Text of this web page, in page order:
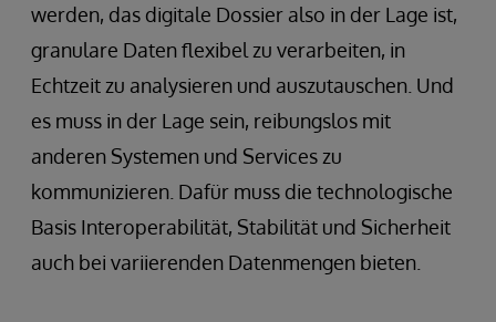
werden, das digitale Dossier also in der Lage ist,
granulare Daten flexibel zu verarbeiten, in
Echtzeit zu analysieren und auszutauschen. Und
es muss in der Lage sein, reibungslos mit
anderen Systemen und Services zu
kommunizieren. Dafür muss die technologische
Basis Interoperabilität, Stabilität und Sicherheit
auch bei variierenden Datenmengen bieten.